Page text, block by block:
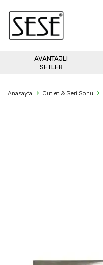
AVANTAJLI
SETLER
Anasayfa Outlet & Seri Sonu